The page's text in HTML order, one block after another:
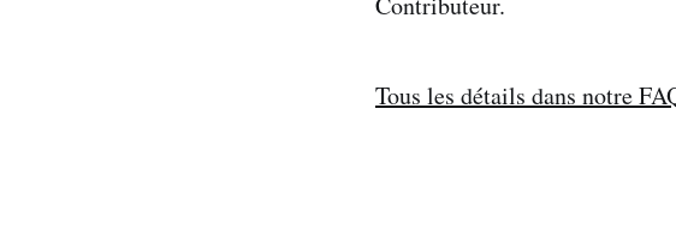
Tous les détails dans notre